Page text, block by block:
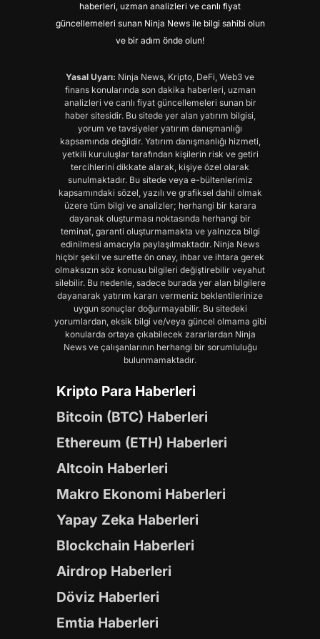
haberleri, uzman analizleri ve canlı fiyat
güncellemeleri sunan Ninja News ile bilgi sahibi olun
ve bir adım önde olun!
Yasal Uyarı: Ninja News, Kripto, DeFi, Web3 ve
finans konularında son dakika haberleri, uzman
analizleri ve canlı fiyat güncellemeleri sunan bir
haber sitesidir. Bu sitede yer alan yatırım bilgisi,
yorum ve tavsiyeler yatırım danışmanlığı
kapsamında değildir. Yatırım danışmanlığı hizmeti,
yetkili kuruluşlar tarafından kişilerin risk ve getiri
tercihlerini dikkate alarak, kişiye özel olarak
sunulmaktadır. Bu sitede veya e-bültenlerimiz
kapsamındaki sözel, yazılı ve grafiksel dahil olmak
üzere tüm bilgi ve analizler; herhangi bir karara
dayanak oluşturması noktasında herhangi bir
teminat, garanti oluşturmamakta ve yalnızca bilgi
edinilmesi amacıyla paylaşılmaktadır. Ninja News
hiçbir şekil ve surette ön onay, ihbar ve ihtara gerek
olmaksızın söz konusu bilgileri değiştirebilir veyahut
silebilir. Bu nedenle, sadece burada yer alan bilgilere
dayanarak yatırım kararı vermeniz beklentilerinize
uygun sonuçlar doğurmayabilir. Bu sitedeki
yorumlardan, eksik bilgi ve/veya güncel olmama gibi
konularda ortaya çıkabilecek zararlardan Ninja
News ve çalışanlarının herhangi bir sorumluluğu
bulunmamaktadır.
Kripto Para Haberleri
Bitcoin (BTC) Haberleri
Ethereum (ETH) Haberleri
Altcoin Haberleri
Makro Ekonomi Haberleri
Yapay Zeka Haberleri
Blockchain Haberleri
Airdrop Haberleri
Döviz Haberleri
Emtia Haberleri